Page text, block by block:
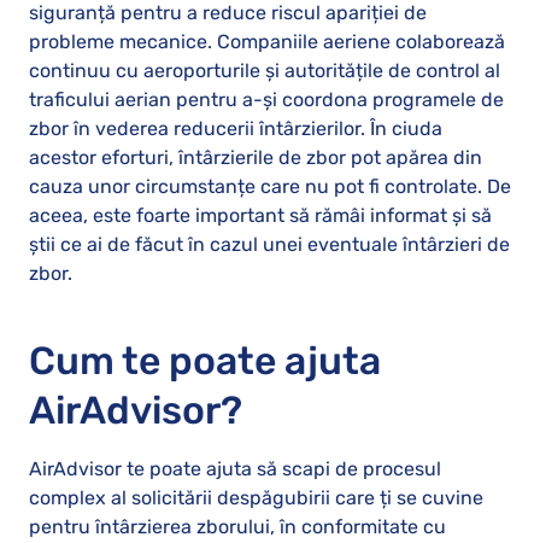
siguranță pentru a reduce riscul apariției de
probleme mecanice. Companiile aeriene colaborează
continuu cu aeroporturile și autoritățile de control al
traficului aerian pentru a-și coordona programele de
zbor în vederea reducerii întârzierilor. În ciuda
acestor eforturi, întârzierile de zbor pot apărea din
cauza unor circumstanțe care nu pot fi controlate. De
aceea, este foarte important să rămâi informat și să
știi ce ai de făcut în cazul unei eventuale întârzieri de
zbor.
Cum te poate ajuta
AirAdvisor?
AirAdvisor te poate ajuta să scapi de procesul
complex al solicitării despăgubirii care ți se cuvine
pentru întârzierea zborului, în conformitate cu